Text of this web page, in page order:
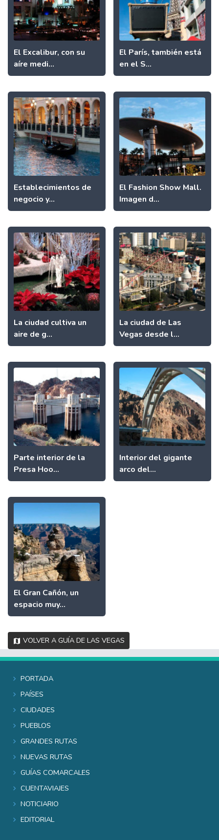
El Excalibur, con su
aíre medi...
El París, también está
en el S...
Establecimientos de
negocio y...
El Fashion Show Mall.
Imagen d...
La ciudad cultiva un
aire de g...
La ciudad de Las
Vegas desde l...
Parte interior de la
Presa Hoo...
Interior del gigante
arco del...
El Gran Cañón, un
espacio muy...
Volver a Guía de Las Vegas
Portada
Países
Ciudades
Pueblos
Grandes rutas
Nuevas rutas
Guías comarcales
Cuentaviajes
Noticiario
Editorial